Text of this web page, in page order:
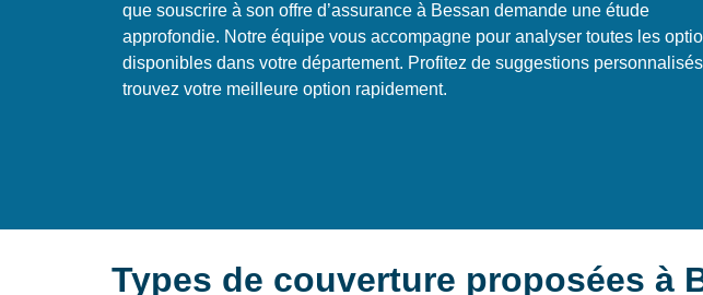
que souscrire à son offre d’assurance à Bessan demande une étude
approfondie. Notre équipe vous accompagne pour analyser toutes les
disponibles dans votre département. Profitez de suggestions
trouvez votre meilleure option rapidement.
Types de couverture proposées à